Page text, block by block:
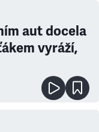
aut docela
vyráží,